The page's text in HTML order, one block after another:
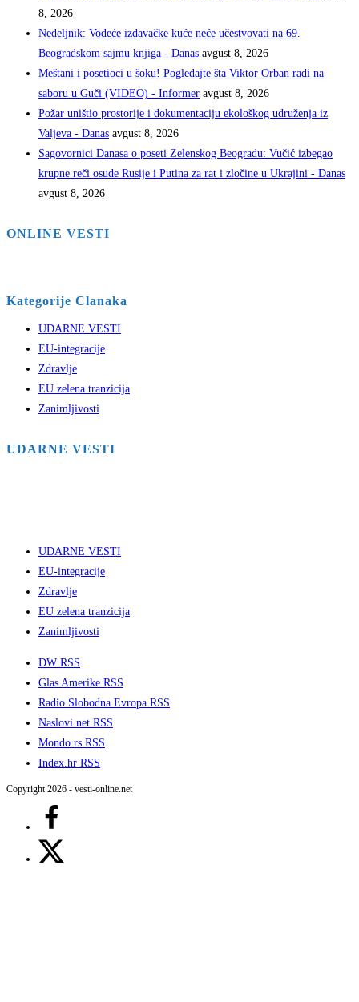
8, 2026
Nedeljnik: Vodeće izdavačke kuće neće učestvovati na 69.
Beogradskom sajmu knjiga - Danas avgust 8, 2026
Meštani i posetioci u šoku! Pogledajte šta Viktor Orban radi na
saboru u Guči (VIDEO) - Informer avgust 8, 2026
Požar uništio prostorije i dokumentaciju ekološkog udruženja iz
Valjeva - Danas avgust 8, 2026
Sagovornici Danasa o poseti Zelenskog Beogradu: Vučić izbegao
krupne reči osude Rusije i Putina za rat i zločine u Ukrajini - Danas
avgust 8, 2026
ONLINE VESTI
Kategorije Clanaka
UDARNE VESTI
EU-integracije
Zdravlje
EU zelena tranzicija
Zanimljivosti
UDARNE VESTI
UDARNE VESTI
EU-integracije
Zdravlje
EU zelena tranzicija
Zanimljivosti
DW RSS
Glas Amerike RSS
Radio Slobodna Evropa RSS
Naslovi.net RSS
Mondo.rs RSS
Index.hr RSS
Copyright 2026 - vesti-online.net